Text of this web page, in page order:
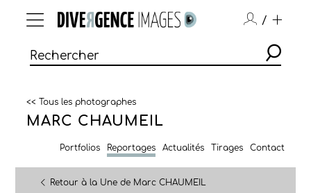
/
<< Tous les photographes
MARC CHAUMEIL
Portfolios Reportages Actualités Tirages Contact
Retour à la Une de Marc CHAUMEIL